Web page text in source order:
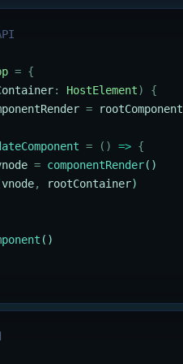
= {
: HostElement)
{
= rootComponent
= () => {
= componentRender()
vnode, rootContainer)
()